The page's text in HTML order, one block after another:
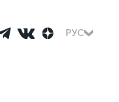
РУС